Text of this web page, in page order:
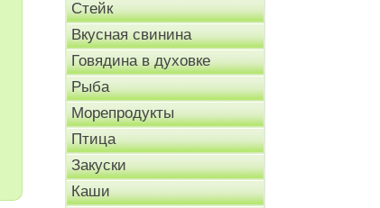
Стейк
Вкусная свинина
Говядина в духовке
Рыба
Морепродукты
Птица
Закуски
Каши